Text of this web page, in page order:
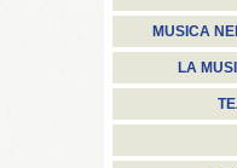
MUSICA
LA